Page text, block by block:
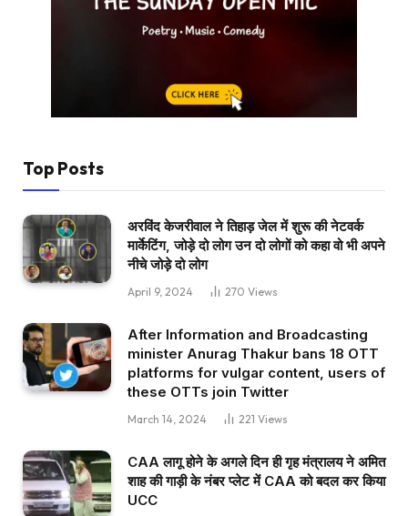
Top Posts
अरविंद केजरीवाल ने तिहाड़ जेल में शुरू की नेटवर्क
मार्केटिंग, जोड़े दो लोग उन दो लोगों को कहा वो भी अपने
नीचे जोड़े दो लोग
April 9, 2024 270 Views
After Information and Broadcasting
minister Anurag Thakur bans 18 OTT
platforms for vulgar content, users of
these OTTs join Twitter
March 14, 2024 221 Views
CAA लागू होने के अगले दिन ही गृह मंत्रालय ने अमित
शाह की गाड़ी के नंबर प्लेट में CAA को बदल कर किया
UCC